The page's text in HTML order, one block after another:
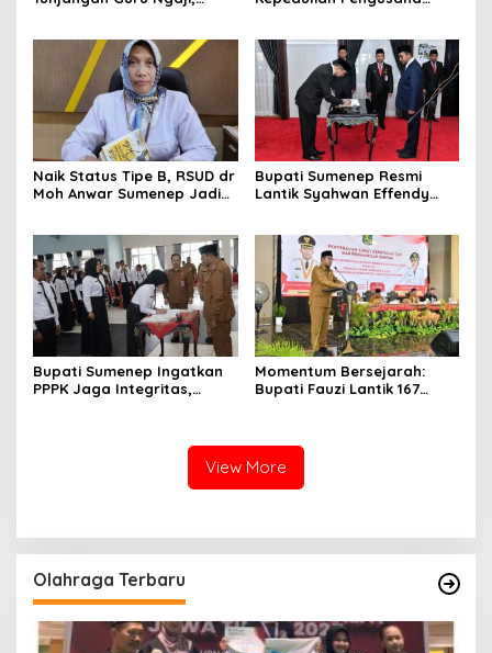
Akhlak Generasi
Naik Status Tipe B, RSUD dr
Moh Anwar Sumenep Jadi
Bupati Sumenep Resmi
Lantik Syahwan Effendy
Bupati Sumenep Ingatkan
PPPK Jaga Integritas,
Momentum Bersejarah:
Bupati Fauzi Lantik 167
View More
Olahraga Terbaru